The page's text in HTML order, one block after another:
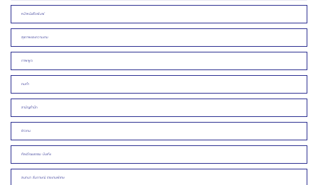
หน้าหนังสือพิมพ์
สุขภาพและความงาม
ภาพพูด
คมคำ
สามัญสำนึก
ข่าวคน
ศิลปวัฒนธรรม บันเทิง
สนทนา สัมภาษณ์ รายงานพิเศษ